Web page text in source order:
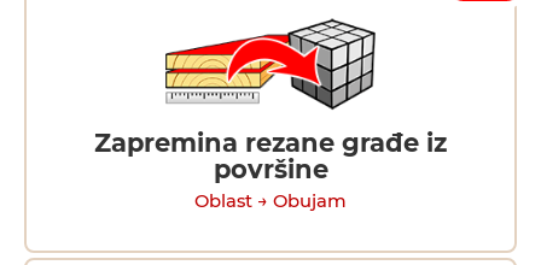
Zapremina rezane građe iz
površine
Oblast → Obujam